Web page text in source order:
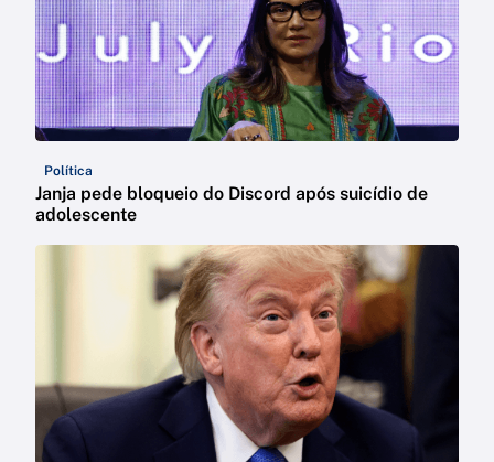
Política
Janja pede bloqueio do Discord após suicídio de
adolescente